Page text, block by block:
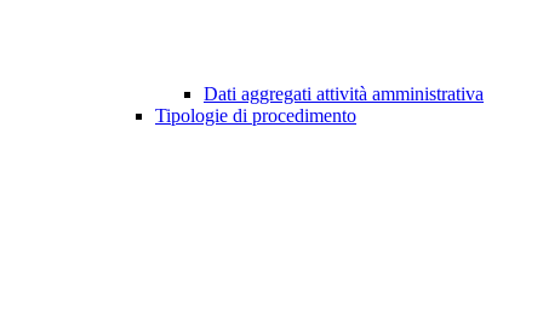
Dati aggregati attività amministrativa
Tipologie di procedimento